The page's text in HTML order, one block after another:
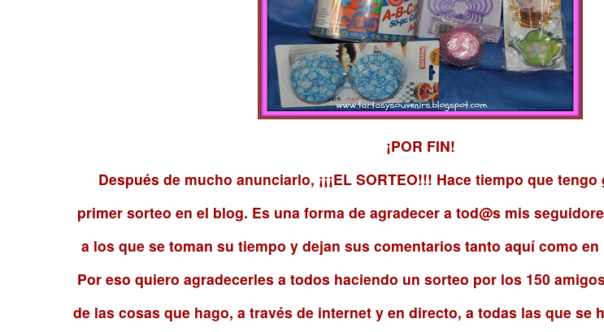
¡POR FIN!
Después de mucho anunciarlo, ¡¡¡EL SORTEO!!! Hace tiempo que
primer sorteo en el blog. Es una forma de agradecer a tod@s mis
a los que se toman su tiempo y dejan sus comentarios tanto aquí como
Por eso quiero agradecerles a todos haciendo un sorteo por los 150
de las cosas que hago, a través de internet y en directo, a todas las que se